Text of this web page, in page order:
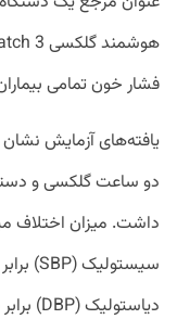
فشار خون تمامی
یافته‌های آزمایش
دو ساعت گلکسی و
داشت. میزان اختلاف